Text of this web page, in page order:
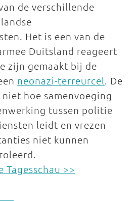
de verschillende
Het is een van de
Duitsland reageert
zijn gemaakt bij de
neonazi-terreurcel. De
hoe samenvoeging
tussen politie
leidt en vrezen
niet kunnen
Tagesschau >>